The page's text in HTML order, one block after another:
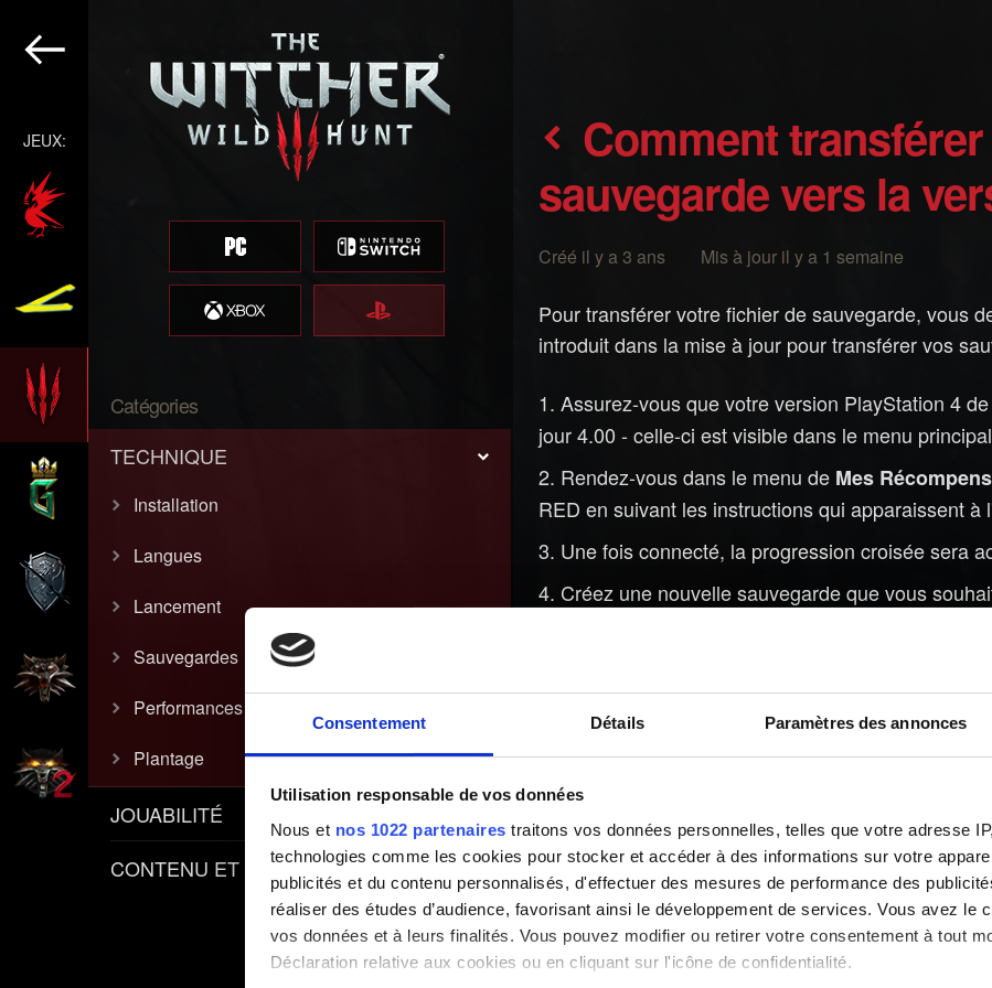
Consentement Détails Paramètres des annonces
Utilisation responsable de vos données
Nous et nos 1022 partenaires traitons vos données personnelles, telles que votre adresse
technologies comme les cookies pour stocker et accéder à des informations sur votre
publicités et du contenu personnalisés, d'effectuer des mesures de performance des
réaliser des études d’audience, favorisant ainsi le développement de services. Vous avez le
vos données et à leurs finalités. Vous pouvez modifier ou retirer votre consentement à tout
Déclaration relative aux cookies ou en cliquant sur l'icône de confidentialité.
JEUX:
Catégories
TECHNIQUE
Installation
Langues
Lancement
Sauvegardes
Performances
Plantage
JOUABILITÉ
CONTENU ET POLITIQUES
Comment transférer mon fichier de
sauvegarde vers la
Créé il y a 3 ans Mis à jour il y a 1 semaine
Pour transférer votre fichier de sauvegarde, vous
introduit dans la mise à jour pour transférer vos
Assurez-vous que votre version PlayStation 4 de
jour 4.00 - celle-ci est visible dans le menu
Rendez-vous dans le menu de Mes
RED en suivant les instructions qui apparaissent à
Une fois connecté, la progression croisée sera
Créez une nouvelle sauvegarde que vous
récompenses.
Connectez le jeu au même compte CD
Vos sauvegardes téléchargées seront
Besoin d'aide ?